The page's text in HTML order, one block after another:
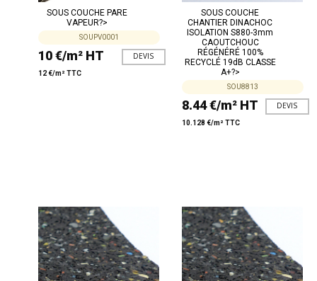
SOUS COUCHE PARE
VAPEUR?>
SOUPV0001
10 €/m² HT
12 €/m² TTC
DEVIS
SOUS COUCHE
CHANTIER DINACHOC
ISOLATION S880-3mm
CAOUTCHOUC
RÉGÉNÉRÉ 100%
RECYCLÉ 19dB CLASSE
A+?>
SOU8813
8.44 €/m² HT
10.128 €/m² TTC
DEVIS